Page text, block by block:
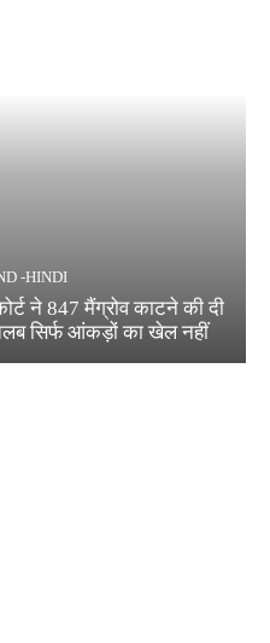
-HINDI
ने 847 मैंग्रोव काटने की दी
सिर्फ आंकड़ों का खेल नहीं